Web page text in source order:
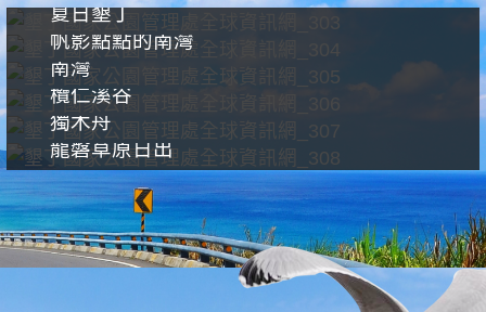
夏日墾丁
帆影點點的南灣
南灣
欖仁溪谷
獨木舟
龍磐草原日出